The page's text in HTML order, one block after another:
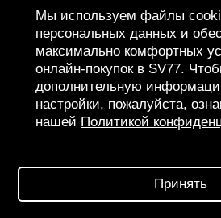
SV BOUTIQUE
Мы используем файлы
персональных данных и
максимально комфортных
онлайн-покупок в SV77.
дополнительную
настройки, пожалуйста,
нашей Политикой
Принять